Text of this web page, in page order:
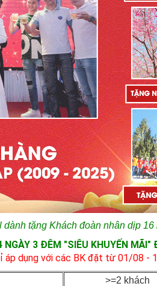
tặng Khách đoàn nhân dịp 16
3 ĐÊM "SIÊU KHUYẾN MÃI"
áp dụng với các BK đặt từ 01/08 -
>=2 khách